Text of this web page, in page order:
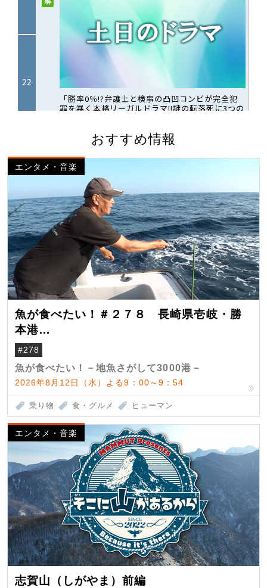
おすすめ情報
エンタメ・音楽
魚が食べたい！＃２７８ 長崎県壱岐・勝
本港
（クロマグロ）
#278
魚が食べたい！－地魚さがして3000港－
2026年8月12日（水）よる9：00～9：54
乗り物 食・グルメ ヒューマン
エンタメ・音楽
志賀山（しがやま）前編